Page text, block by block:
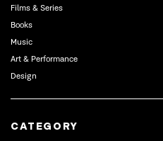
Films & Series
Books
Music
Art & Performance
Design
CATEGORY